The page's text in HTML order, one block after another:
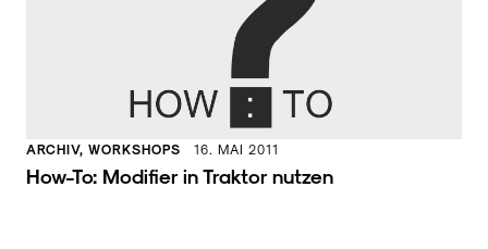
ARCHIV, WORKSHOPS 16. MAI 2011
How-To: Modifier in Traktor nutzen